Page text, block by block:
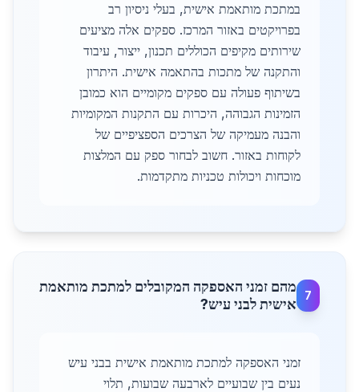
במתכת מותאמת אישית, בעלי ניסיון רב
בפרויקטים באזור המרכז. ספקים אלה מציעים
שירותים מקיפים הכוללים תכנון, ייצור, עיבוד
והתקנה של מתכות בהתאמה אישית. היתרון
בשיתוף פעולה עם ספקים מקומיים הוא כמובן
הזמינות הגבוהה, היכרות עם התקנות המקומיות
והבנה מעמיקה של הצרכים הספציפיים של
לקוחות באזור. חשוב לבחור ספק עם המלצות
מוכחות ויכולות טכניות מתקדמות.
7
מהם זמני האספקה המקובלים למתכת מותאמת
אישית לבני עיש?
זמני האספקה למתכת מותאמת אישית בבני עיש
נעים בין שבועיים לארבעה שבועות, תלוי